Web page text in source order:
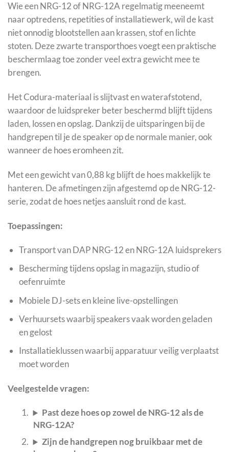
Wie een NRG-12 of NRG-12A regelmatig meeneemt
naar optredens, repetities of installatiewerk, wil de kast
niet onnodig blootstellen aan krassen, stof en lichte
stoten. Deze zwarte transporthoes voegt een praktische
beschermlaag toe zonder veel extra gewicht mee te
brengen.
Het Codura-materiaal is slijtvast en waterafstotend,
waardoor de luidspreker beter beschermd blijft tijdens
laden, lossen en opslag. Dankzij de uitsparingen bij de
handgrepen til je de speaker op de normale manier, ook
wanneer de hoes eromheen zit.
Met een gewicht van 0,88 kg blijft de hoes makkelijk te
hanteren. De afmetingen zijn afgestemd op de NRG-12-
serie, zodat de hoes netjes aansluit rond de kast.
Toepassingen:
Transport van DAP NRG-12 en NRG-12A luidsprekers
Bescherming tijdens opslag in magazijn, studio of
oefenruimte
Mobiele DJ-sets en kleine live-opstellingen
Verhuursets waarbij speakers vaak worden geladen
en gelost
Installatieklussen waarbij apparatuur veilig verplaatst
moet worden
Veelgestelde vragen:
Past deze hoes op zowel de NRG-12 als de
NRG-12A?
Zijn de handgrepen nog bruikbaar met de